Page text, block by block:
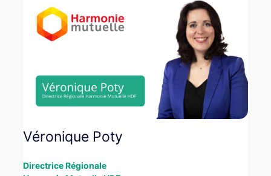
Véronique Poty
Directrice Régionale